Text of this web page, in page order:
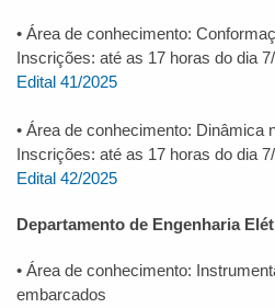
• Área de conhecimento:
Inscrições: até as 17 horas do dia
Edital 41/2025
• Área de conhecimento: Dinâmica
Inscrições: até as 17 horas do dia
Edital 42/2025
Departamento de Engenharia
• Área de conhecimento:
embarcados